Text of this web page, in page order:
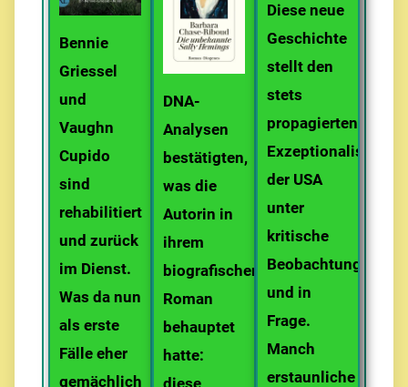
Bennie
Griessel
und
Vaughn
Cupido
sind
rehabilitiert
und zurück
im Dienst.
Was da nun
als erste
Fälle eher
gemächlich
DNA-
Analysen
bestätigten,
was die
Autorin in
ihrem
biografischen
Roman
behauptet
hatte:
Diese neue
Geschichte
stellt den
stets
propagierten
Exzeptionalismus
der USA
unter
kritische
Beobachtung
und in
Frage.
Manch
erstaunliche